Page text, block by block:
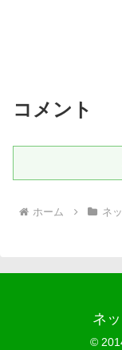
コメント
ホーム ネ
ネ
©